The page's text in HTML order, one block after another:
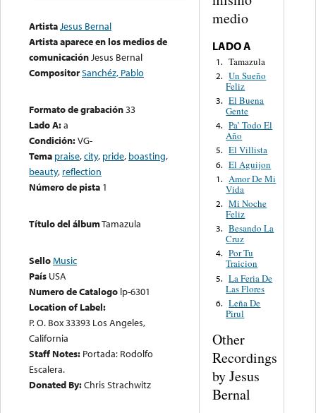
ArtistaJesus Bernal
Artista aparece en los medios de
comunicaciónJesus Bernal
CompositorSanchéz, Pablo
Formato de grabación33
Lado A:a
Condición:VG-
Tema praise,city, pride, boasting,
beauty, reflection
Número de pista 1
Título del álbumTamazula
SelloMusic
País USA
Numero de Catalogo lp-6301
Location of Label:
P. O. Box 33393 Los Angeles,
California
Staff Notes: Portada: Rodolfo
Escalera.
Donated By:Chris Strachwitz
medio
LADO A
1. Tamazula
2. Un Sueño
Feliz
3. El Buena
Gente
4. Pa’ Todo El
Año
5. El Villista
6. El Aguijon
1. Amor De Mi
Vida
2. Mi Noche
Feliz
3. Besando La
Cruz
4. Por Tu
Traicion
5. La Feria De
Las Flores
6. Leña De
Pirul
Other
Recordings
by Jesus
Bernal